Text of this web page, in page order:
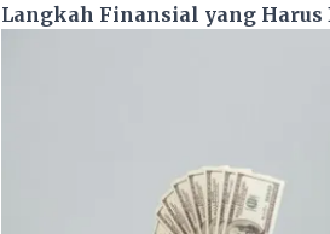
Langkah Finansial yang Harus